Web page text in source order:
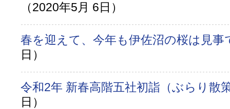
（2020年5月 6日）
春を迎えて、今年も伊佐沼の桜は見
日）
令和2年 新春高階五社初詣（ぶらり散
日）